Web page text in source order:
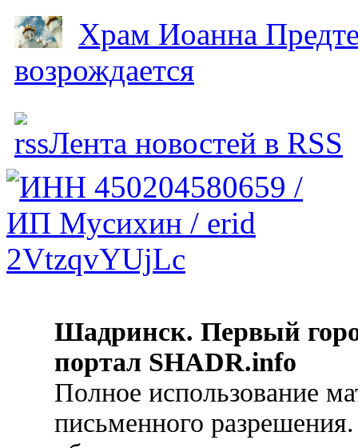
Храм Иоанна
возрождается
Лента новостей в RSS
Шадринск. Первый
портал SHADR.info
Полное использование
письменного